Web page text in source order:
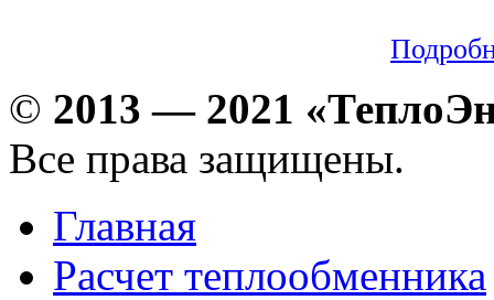
© 2013 — 2021
Все права защищены.
Главная
Расчет теплообменника